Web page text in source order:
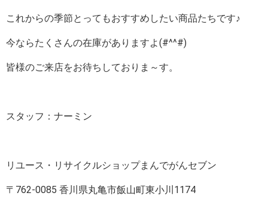
これからの季節とってもおすすめしたい商品たちです♪
今ならたくさんの在庫がありますよ(#^^#)
皆様のご来店をお待ちしておりま～す。
スタッフ：ナーミン
リユース・リサイクルショップまんでがんセブン
〒762-0085 香川県丸亀市飯山町東小川1174